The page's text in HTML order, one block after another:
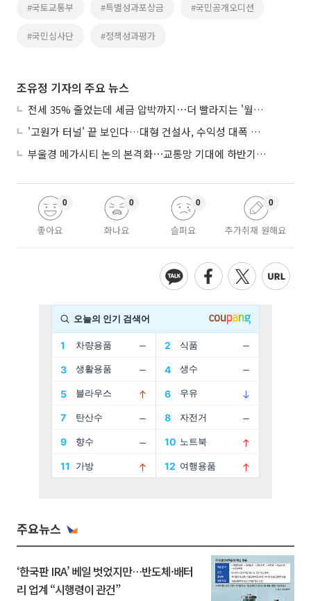
#국토교통부 #특별성과포상금 #국민공개오디션
#국민심사단 #정책성과평가
조유정 기자의 주요 뉴스
전세 35% 줄었는데 세금 압박까지⋯더 빨라지는 '월세화'
'고원가 터널' 끝 보인다…대형 건설사, 수익성 대폭 개선
부울경 메가시티 논의 본격화⋯교통망 기대에 하반기 분양시장 '주목'
좋아요
0
화나요
0
슬퍼요
0
추가취재 원해요
0
주요뉴스
‘한국판 IRA’ 베일 벗었지만…반도체·배터
리 업계 “시행령이 관건”